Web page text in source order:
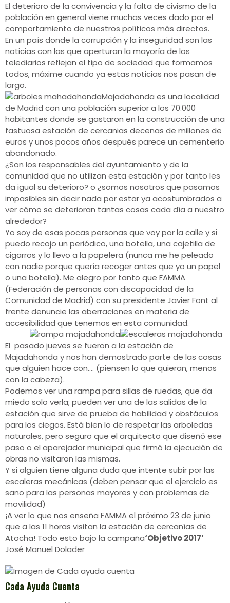
El deterioro de la convivencia y la falta de civismo de la
población en general viene muchas veces dado por el
comportamiento de nuestros políticos más directos.
En un país donde la corrupción y la inseguridad son las
noticias con las que aperturan la mayoría de los
telediarios reflejan el tipo de sociedad que formamos
todos, máxime cuando ya estas noticias nos pasan de
largo.
Majadahonda es una localidad
de Madrid con una población superior a los 70.000
habitantes donde se gastaron en la construcción de una
fastuosa estación de cercanias decenas de millones de
euros y unos pocos años después parece un cementerio
abandonado.
¿Son los responsables del ayuntamiento y de la
comunidad que no utilizan esta estación y por tanto les
da igual su deterioro? o ¿somos nosotros que pasamos
impasibles sin decir nada por estar ya acostumbrados a
ver cómo se deterioran tantas cosas cada día a nuestro
alrededor?
Yo soy de esas pocas personas que voy por la calle y si
puedo recojo un periódico, una botella, una cajetilla de
cigarros y lo llevo a la papelera (nunca me he peleado
con nadie porque quería recoger antes que yo un papel
o una botella). Me alegro por tanto que FAMMA
(Federación de personas con discapacidad de la
Comunidad de Madrid) con su presidente Javier Font al
frente denuncie las aberraciones en materia de
accesibilidad que tenemos en esta comunidad.
El pasado jueves se fueron a la estación de
Majadahonda y nos han demostrado parte de las cosas
que alguien hace con…. (piensen lo que quieran, menos
con la cabeza).
Podemos ver una rampa para sillas de ruedas, que da
miedo solo verla; pueden ver una de las salidas de la
estación que sirve de prueba de habilidad y obstáculos
para los ciegos. Está bien lo de respetar las arboledas
naturales, pero seguro que el arquitecto que diseñó ese
paso o el aparejador municipal que firmó la ejecución de
obras no visitaron las mismas.
Y si alguien tiene alguna duda que intente subir por las
escaleras mecánicas (deben pensar que el ejercicio es
sano para las personas mayores y con problemas de
movilidad)
¡A ver lo que nos enseña FAMMA el próximo 23 de junio
que a las 11 horas visitan la estación de cercanías de
Atocha! Todo esto bajo la campaña‘Objetivo 2017’
José Manuel Dolader
Cada Ayuda Cuenta